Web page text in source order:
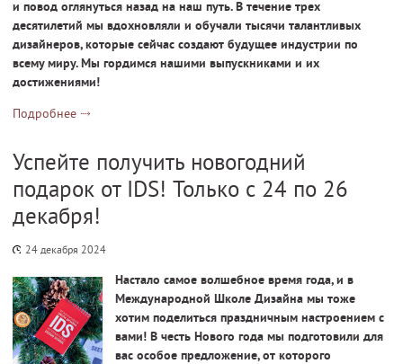
и повод оглянуться назад на наш путь. В течение трех
десятилетий мы вдохновляли и обучали тысячи талантливых
дизайнеров, которые сейчас создают будущее индустрии по
всему миру. Мы гордимся нашими выпускниками и их
достижениями!
Подробнее
Успейте получить новогодний
подарок от IDS! Только с 24 по 26
декабря!
24 декабря 2024
Настало самое волшебное время года, и в
Международной Школе Дизайна мы тоже
хотим поделиться праздничным настроением с
вами! В честь Нового года мы подготовили для
вас особое предложение, от которого